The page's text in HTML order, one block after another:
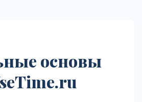
основы